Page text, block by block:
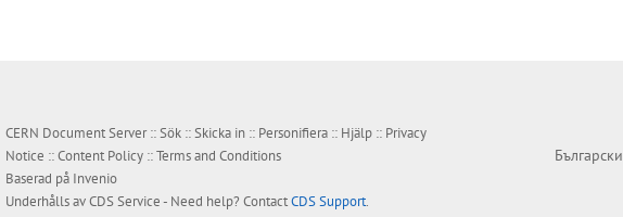
CERN Document Server ::Sök ::Skicka in :: Personifiera :: Hjälp :: Privacy
Notice ::Content Policy ::Terms and Conditions
Baserad på Invenio
Underhålls avCDS Service- Need help? ContactCDS Support.
Български